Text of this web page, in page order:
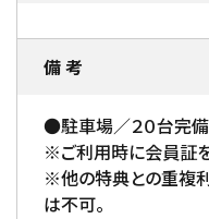
備 考
●駐車場／２０台完備
※ご利用時に会員証を
※他の特典との重複
は不可。